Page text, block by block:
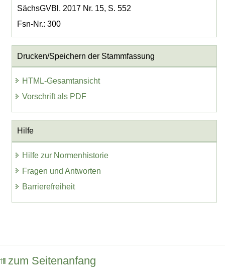
SächsGVBl. 2017 Nr. 15, S. 552
Fsn-Nr.: 300
Drucken/Speichern der Stammfassung
HTML-Gesamtansicht
Vorschrift als PDF
Hilfe
Hilfe zur Normenhistorie
Fragen und Antworten
Barrierefreiheit
zum Seitenanfang